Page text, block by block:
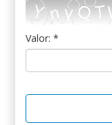
Valor: *